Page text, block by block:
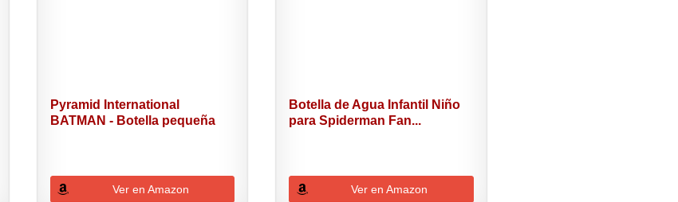
Pyramid International
BATMAN - Botella pequeña
Ver en Amazon
Botella de Agua Infantil Niño
para Spiderman Fan...
Ver en Amazon